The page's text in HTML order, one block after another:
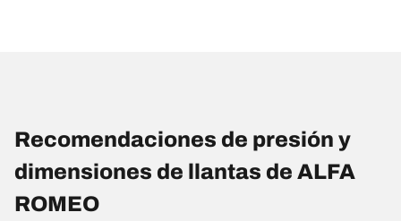
Recomendaciones de presión y
dimensiones de llantas de ALFA
ROMEO